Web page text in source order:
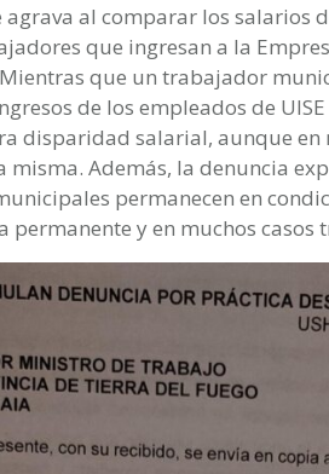
agrava al comparar los salarios
que ingresan a la
Mientras que un trabajador
de los empleados de
disparidad salarial, aunque en
misma. Además, la denuncia
permanecen en
permanente y en muchos casos